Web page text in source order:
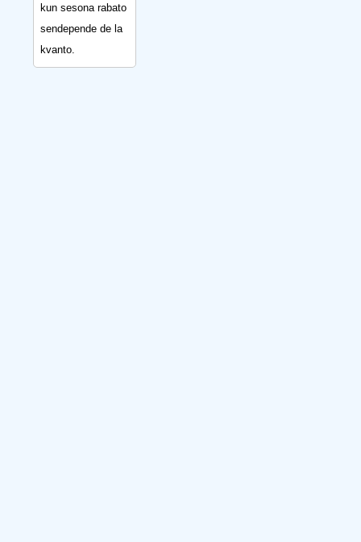
kun sesona rabato
sendepende de la
kvanto.